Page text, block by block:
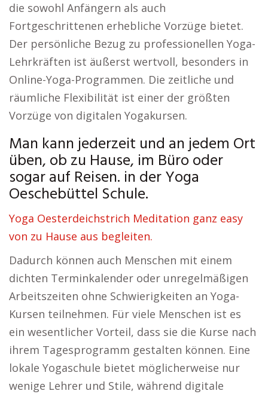
die sowohl Anfängern als auch
Fortgeschrittenen erhebliche Vorzüge bietet.
Der persönliche Bezug zu professionellen Yoga-
Lehrkräften ist äußerst wertvoll, besonders in
Online-Yoga-Programmen. Die zeitliche und
räumliche Flexibilität ist einer der größten
Vorzüge von digitalen Yogakursen.
Man kann jederzeit und an jedem Ort
üben, ob zu Hause, im Büro oder
sogar auf Reisen. in der Yoga
Oeschebüttel Schule.
Yoga Oesterdeichstrich Meditation ganz easy
von zu Hause aus begleiten.
Dadurch können auch Menschen mit einem
dichten Terminkalender oder unregelmäßigen
Arbeitszeiten ohne Schwierigkeiten an Yoga-
Kursen teilnehmen. Für viele Menschen ist es
ein wesentlicher Vorteil, dass sie die Kurse nach
ihrem Tagesprogramm gestalten können. Eine
lokale Yogaschule bietet möglicherweise nur
wenige Lehrer und Stile, während digitale